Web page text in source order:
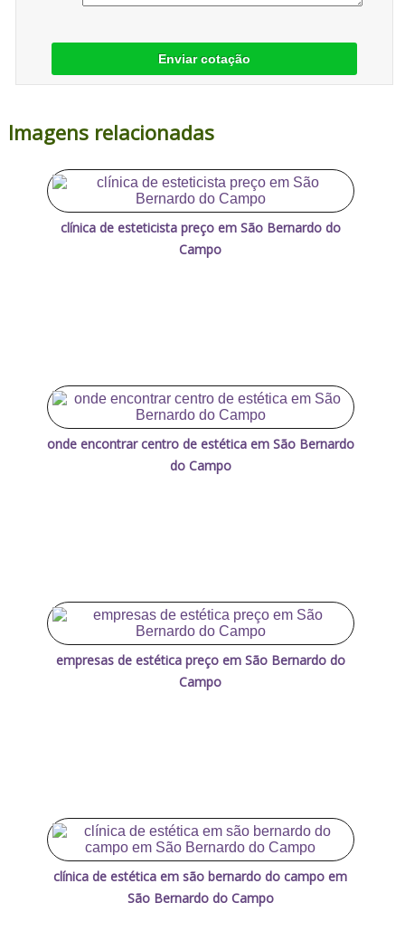
Enviar cotação
Imagens relacionadas
clínica de esteticista preço em São Bernardo do
Campo
onde encontrar centro de estética em São Bernardo
do Campo
empresas de estética preço em São Bernardo do
Campo
clínica de estética em são bernardo do campo em
São Bernardo do Campo